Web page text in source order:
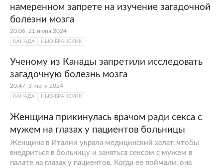
намеренном запрете на изучение загадочной
болезни мозга
20:06, 21 июня 2024
КАНАДА НЬЮ-БРАНСУИК
Ученому из Канады запретили исследовать
загадочную болезнь мозга
20:47, 3 июня 2024
КАНАДА НЬЮ-БРАНСУИК
Женщина прикинулась врачом ради секса с
мужем на глазах у пациентов больницы
Женщина в Италии украла медицинский халат, чтобы
внедриться в больницу и заняться сексом с мужем в
палате на глазах у пациентов. Когда ее поймали, она